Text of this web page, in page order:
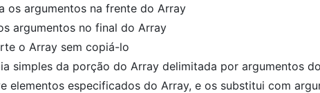
os argumentos na frente do Array
argumentos no final do Array
o Array sem copiá-lo
simples da porção do Array delimitada por argumentos
elementos especificados do Array, e os substitui com